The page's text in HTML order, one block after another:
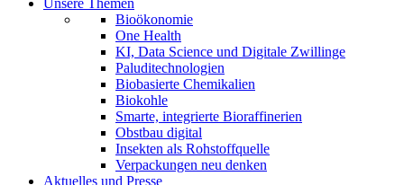
Unsere Themen
Bioökonomie
One Health
KI, Data Science und Digitale Zwillinge
Paluditechnologien
Biobasierte Chemikalien
Biokohle
Smarte, integrierte Bioraffinerien
Obstbau digital
Insekten als Rohstoffquelle
Verpackungen neu denken
Aktuelles und Presse